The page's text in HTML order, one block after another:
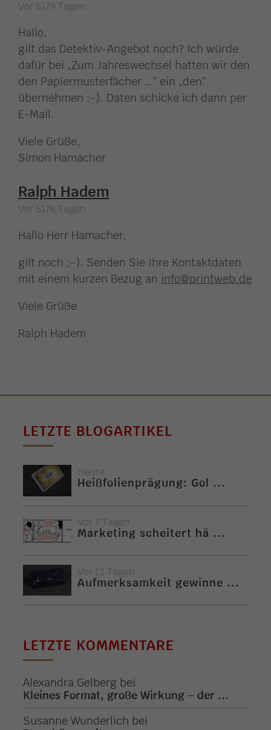
Vor 5179 Tagen
Hallo,
gilt das Detektiv-Angebot noch? Ich würde
dafür bei „Zum Jahreswechsel hatten wir den
den Papiermusterfächer …“ ein „den“
übernehmen :-). Daten schicke ich dann per
E-Mail.
Viele Grüße,
Simon Hamacher
Ralph Hadem
Vor 5176 Tagen
Hallo Herr Hamacher,
gilt noch ;-). Senden Sie Ihre Kontaktdaten
mit einem kurzen Bezug an info@printweb.de
Viele Grüße
Ralph Hadem
LETZTE BLOGARTIKEL
Heute
Heißfolienprägung: Gol ...
Vor 7 Tagen
Marketing scheitert hä ...
Vor 12 Tagen
Aufmerksamkeit gewinne ...
LETZTE KOMMENTARE
Alexandra Gelberg bei
Kleines Format, große Wirkung – der ...
Susanne Wunderlich bei